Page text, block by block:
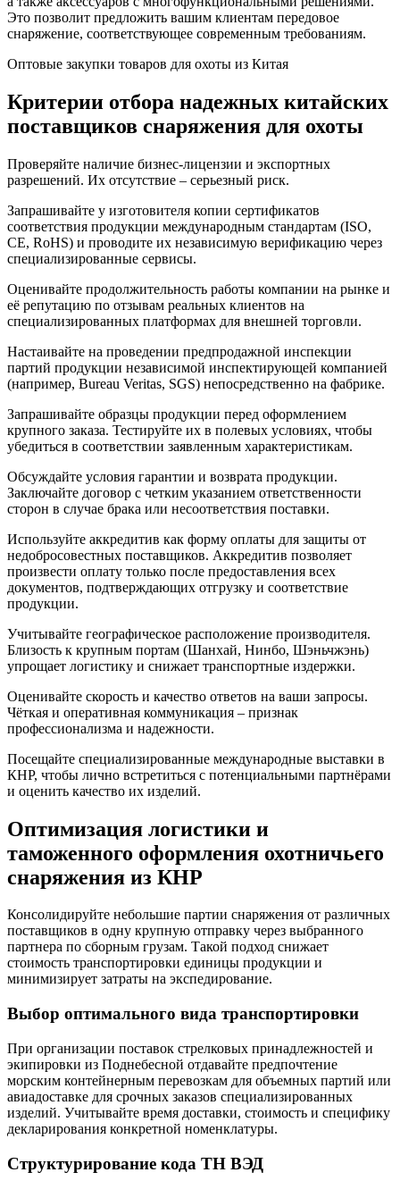
Это позволит предложить вашим клиентам передовое
снаряжение, соответствующее современным требованиям.
Оптовые закупки товаров для охоты из Китая
Критерии отбора надежных китайских
поставщиков снаряжения для охоты
Проверяйте наличие бизнес-лицензии и экспортных
разрешений. Их отсутствие – серьезный риск.
Запрашивайте у изготовителя копии сертификатов
соответствия продукции международным стандартам (ISO,
CE, RoHS) и проводите их независимую верификацию через
специализированные сервисы.
Оценивайте продолжительность работы компании на рынке и
её репутацию по отзывам реальных клиентов на
специализированных платформах для внешней торговли.
Настаивайте на проведении предпродажной инспекции
партий продукции независимой инспектирующей компанией
(например, Bureau Veritas, SGS) непосредственно на фабрике.
Запрашивайте образцы продукции перед оформлением
крупного заказа. Тестируйте их в полевых условиях, чтобы
убедиться в соответствии заявленным характеристикам.
Обсуждайте условия гарантии и возврата продукции.
Заключайте договор с четким указанием ответственности
сторон в случае брака или несоответствия поставки.
Используйте аккредитив как форму оплаты для защиты от
недобросовестных поставщиков. Аккредитив позволяет
произвести оплату только после предоставления всех
документов, подтверждающих отгрузку и соответствие
продукции.
Учитывайте географическое расположение производителя.
Близость к крупным портам (Шанхай, Нинбо, Шэньчжэнь)
упрощает логистику и снижает транспортные издержки.
Оценивайте скорость и качество ответов на ваши запросы.
Чёткая и оперативная коммуникация – признак
профессионализма и надежности.
Посещайте специализированные международные выставки в
КНР, чтобы лично встретиться с потенциальными партнёрами
и оценить качество их изделий.
Оптимизация логистики и
таможенного оформления охотничьего
снаряжения из КНР
Консолидируйте небольшие партии снаряжения от различных
поставщиков в одну крупную отправку через выбранного
партнера по сборным грузам. Такой подход снижает
стоимость транспортировки единицы продукции и
минимизирует затраты на экспедирование.
Выбор оптимального вида транспортировки
При организации поставок стрелковых принадлежностей и
экипировки из Поднебесной отдавайте предпочтение
морским контейнерным перевозкам для объемных партий или
авиадоставке для срочных заказов специализированных
изделий. Учитывайте время доставки, стоимость и специфику
декларирования конкретной номенклатуры.
Структурирование кода ТН ВЭД